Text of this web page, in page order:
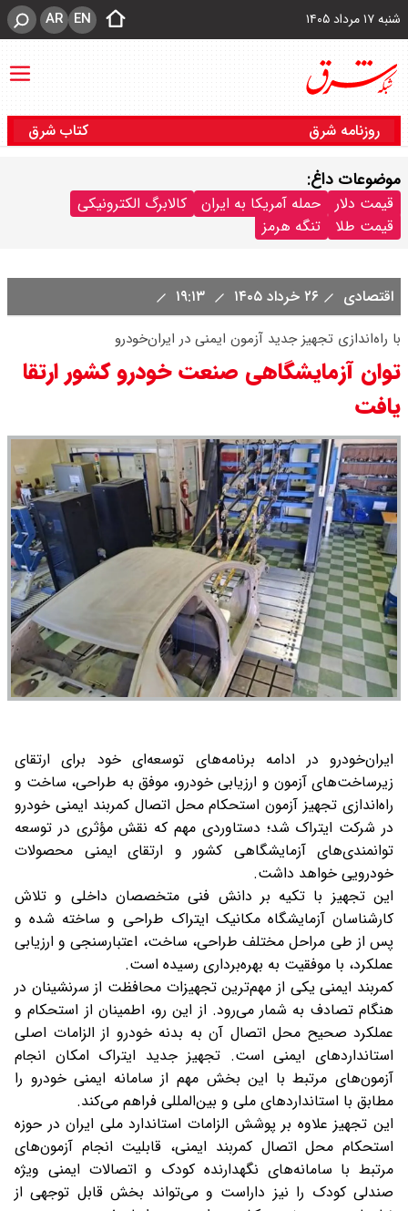
شنبه ۱۷ مرداد ۱۴۰۵ EN
AR
روزنامه شرق کتاب شرق
موضوعات داغ:
قیمت دلار حمله آمریکا به ایران
کالابرگ الکترونیکی
قیمت طلا
تنگه هرمز
اقتصادی ۲۶ خرداد ۱۴۰۵
با راه‌اندازی تجهیز جدید آزمون ایمنی در ایران‌خودرو
توان آزمایشگاهی صنعت خودرو کشور ارتقا
یافت
ایران‌خودرو در ادامه برنامه‌های توسعه‌ای خود برای ارتقای
زیرساخت‌های آزمون و ارزیابی خودرو، موفق به طراحی، ساخت و
راه‌اندازی تجهیز آزمون استحکام محل اتصال کمربند ایمنی خودرو
در شرکت ایتراک شد؛ دستاوردی مهم که نقش مؤثری در توسعه
توانمندی‌های آزمایشگاهی کشور و ارتقای ایمنی محصولات
خودرویی خواهد داشت.
این تجهیز با تکیه بر دانش فنی متخصصان داخلی و تلاش
کارشناسان آزمایشگاه مکانیک ایتراک طراحی و ساخته شده و
پس از طی مراحل مختلف طراحی، ساخت، اعتبارسنجی و ارزیابی
عملکرد، با موفقیت به بهره‌برداری رسیده است.
کمربند ایمنی یکی از مهم‌ترین تجهیزات محافظت از سرنشینان در
هنگام تصادف به شمار می‌رود. از این رو، اطمینان از استحکام و
عملکرد صحیح محل اتصال آن به بدنه خودرو از الزامات اصلی
استانداردهای ایمنی است. تجهیز جدید ایتراک امکان انجام
آزمون‌های مرتبط با این بخش مهم از سامانه ایمنی خودرو را
مطابق با استانداردهای ملی و بین‌المللی فراهم می‌کند.
این تجهیز علاوه بر پوشش الزامات استاندارد ملی ایران در حوزه
استحکام محل اتصال کمربند ایمنی، قابلیت انجام آزمون‌های
مرتبط با سامانه‌های نگهدارنده کودک و اتصالات ایمنی ویژه
صندلی کودک را نیز داراست و می‌تواند بخش قابل توجهی از